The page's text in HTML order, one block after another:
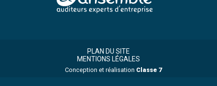
Principale
PLAN DU SITE
MENTIONS LÉGALES
Conception et réalisation Classe 7